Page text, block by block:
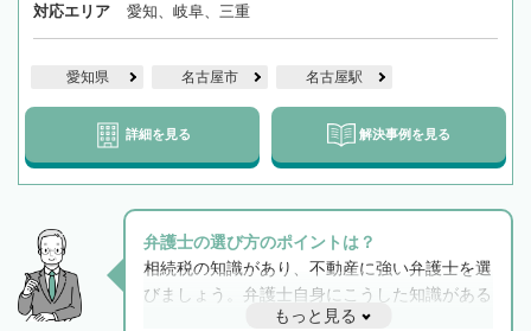
対応エリア 愛知、岐阜、三重
愛知県 名古屋市 名古屋駅
詳細を見る 解決事例を見る
弁護士の選び方のポイントは？
相続税の知識があり、不動産に強い弁護士を選
びましょう。弁護士自身にこうした知識がある
と他士業との連携もスムーズに進み、トラブル
もっと見る